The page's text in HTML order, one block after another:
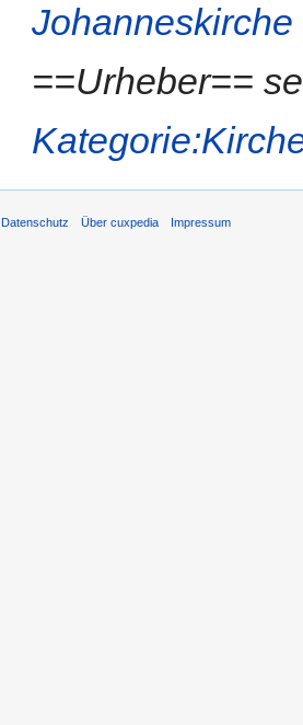
Johanneskirche
==Urheber==
Datenschutz Über cuxpedia Impressum